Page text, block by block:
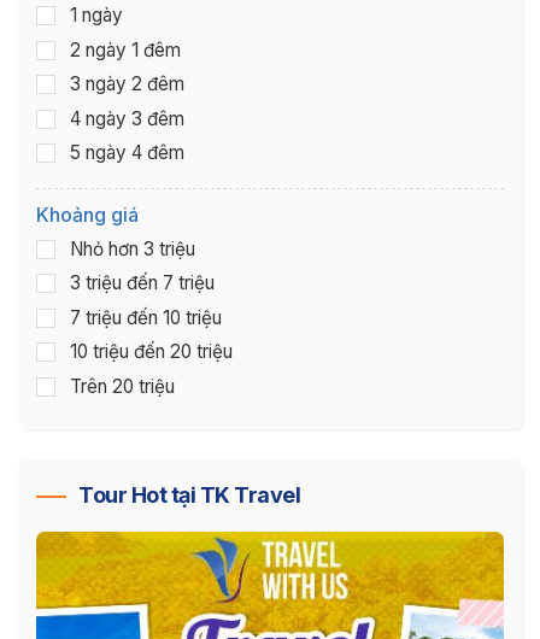
1 ngày
2 ngày 1 đêm
3 ngày 2 đêm
4 ngày 3 đêm
5 ngày 4 đêm
Khoảng giá
Nhỏ hơn 3 triệu
3 triệu đến 7 triệu
7 triệu đến 10 triệu
10 triệu đến 20 triệu
Trên 20 triệu
Tour Hot tại TK Travel